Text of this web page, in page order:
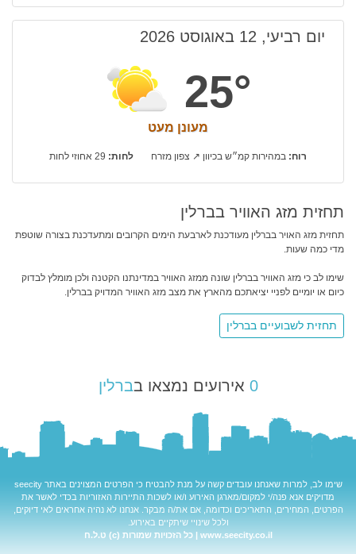
יום רביעי, 12 באוגוסט 2026
25°
מעונן מעט
רוח: במהירות קמ״ש בכיוון ↗ צפון מזרח לחות: 29 אחוזי לחות
תחזית מזג האוויר בברלין
תחזית מזג האויר בברלין מעודכנת לארבעת הימים הקרובים ומתעדכנת בצורה שוטפת
מדי כמה שעות.
שימו לב כי מזג האוויר בברלין שונה ממזג האוויר במדינתנו הקטנה ולכן מומלץ לבדוק
כיום או יומיים לפניי יציאתכם מהארץ את מצב מזג האוויר המדויק בברלין.
תחזית לשבועיים בברלין
0 אירועים נמצאו בברלין
שימו לב, למרות שאנחנו עובדים קשה על מנת להבטיח כי הפרטים המצוינים באתרseecity
מדויקים אנא פנה/י למקום/מארגן האירוע ו/או לשכות התיירות האזוריות בכדי לאשר את
הפרטים, המחירים, התאריכים וכדומה, אם את/ה מבקר. אנחנו לא נהיה אחראים לאי דיוקים,
ולכל שינויי שיתקיים באירוע.
www.seecity.co.il | כל הזכויות שמורות (c) ט.ל.ח